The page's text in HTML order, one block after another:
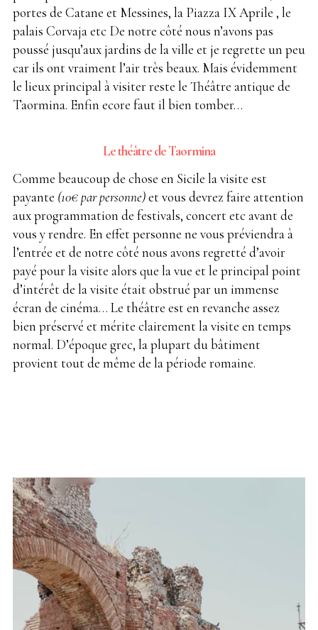
portes de Catane et Messines, la Piazza IX Aprile , le
palais Corvaja etc De notre côté nous n’avons pas
poussé jusqu’aux jardins de la ville et je regrette un peu
car ils ont vraiment l’air très beaux. Mais évidemment
le lieux principal à visiter reste le Théâtre antique de
Taormina. Enfin ecore faut il bien tomber…
Le théâtre de Taormina
Comme beaucoup de chose en Sicile la visite est
payante (10€ par personne)et vous devrez faire attention
aux programmation de festivals, concert etc avant de
vous y rendre. En effet personne ne vous préviendra à
l’entrée et de notre côté nous avons regretté d’avoir
payé pour la visite alors que la vue et le principal point
d’intérêt de la visite était obstrué par un immense
écran de cinéma… Le théâtre est en revanche assez
bien préservé et mérite clairement la visite en temps
normal. D’époque grec, la plupart du bâtiment
provient tout de même de la période romaine.